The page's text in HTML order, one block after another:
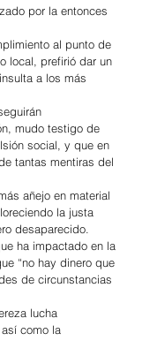
por la entonces
al punto de
local, prefirió dar un
a los más
mudo testigo de
social, y que en
tantas mentiras del
añejo en material
la justa
desaparecido.
ha impactado en la
“no hay dinero que
de circunstancias
lucha
como la